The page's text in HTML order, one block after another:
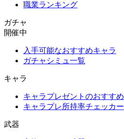
職業ランキング
ガチャ
開催中
入手可能なおすすめキャラ
ガチャシミュ一覧
キャラ
キャラプレゼントのおすすめ
キャラプレ所持率チェッカー
武器